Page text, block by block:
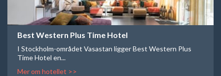
Best Western Plus Time Hotel
I Stockholm-området Vasastan ligger Best Western Plus
Time Hotel en...
Mer om hotellet >>